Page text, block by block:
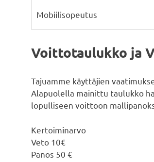
Mobiilisopeutus
Voittotaulukko ja
Tajuamme käyttäjien
Alapuolella mainittu taulukko
lopulliseen voittoon
Kertoiminarvo
Veto 10€
Panos 50 €